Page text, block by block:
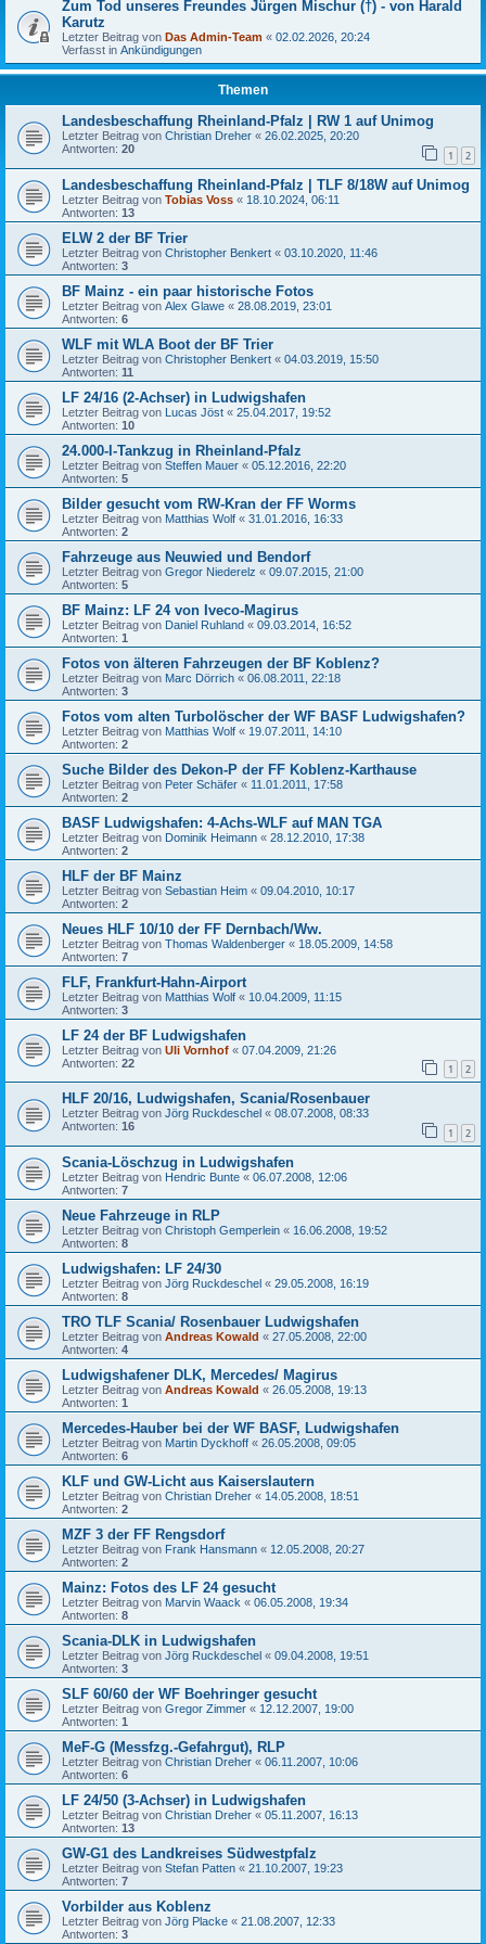
Zum Tod unseres Freundes Jürgen Mischur (†) - von Harald
Karutz
Letzter Beitrag von Das Admin-Team « 02.02.2026, 20:24
Verfasst in Ankündigungen
Themen
Landesbeschaffung Rheinland-Pfalz | RW 1 auf Unimog
Letzter Beitrag von Christian Dreher « 26.02.2025, 20:20
Antworten: 20 1 2
Landesbeschaffung Rheinland-Pfalz | TLF 8/18W auf Unimog
Letzter Beitrag von Tobias Voss « 18.10.2024, 06:11
Antworten: 13
ELW 2 der BF Trier
Letzter Beitrag von Christopher Benkert « 03.10.2020, 11:46
Antworten: 3
BF Mainz - ein paar historische Fotos
Letzter Beitrag von Alex Glawe « 28.08.2019, 23:01
Antworten: 6
WLF mit WLA Boot der BF Trier
Letzter Beitrag von Christopher Benkert « 04.03.2019, 15:50
Antworten: 11
LF 24/16 (2-Achser) in Ludwigshafen
Letzter Beitrag von Lucas Jöst « 25.04.2017, 19:52
Antworten: 10
24.000-l-Tankzug in Rheinland-Pfalz
Letzter Beitrag von Steffen Mauer « 05.12.2016, 22:20
Antworten: 5
Bilder gesucht vom RW-Kran der FF Worms
Letzter Beitrag von Matthias Wolf « 31.01.2016, 16:33
Antworten: 2
Fahrzeuge aus Neuwied und Bendorf
Letzter Beitrag von Gregor Niederelz « 09.07.2015, 21:00
Antworten: 5
BF Mainz: LF 24 von Iveco-Magirus
Letzter Beitrag von Daniel Ruhland « 09.03.2014, 16:52
Antworten: 1
Fotos von älteren Fahrzeugen der BF Koblenz?
Letzter Beitrag von Marc Dörrich « 06.08.2011, 22:18
Antworten: 3
Fotos vom alten Turbolöscher der WF BASF Ludwigshafen?
Letzter Beitrag von Matthias Wolf « 19.07.2011, 14:10
Antworten: 2
Suche Bilder des Dekon-P der FF Koblenz-Karthause
Letzter Beitrag von Peter Schäfer « 11.01.2011, 17:58
Antworten: 2
BASF Ludwigshafen: 4-Achs-WLF auf MAN TGA
Letzter Beitrag von Dominik Heimann « 28.12.2010, 17:38
Antworten: 2
HLF der BF Mainz
Letzter Beitrag von Sebastian Heim « 09.04.2010, 10:17
Antworten: 2
Neues HLF 10/10 der FF Dernbach/Ww.
Letzter Beitrag von Thomas Waldenberger « 18.05.2009, 14:58
Antworten: 7
FLF, Frankfurt-Hahn-Airport
Letzter Beitrag von Matthias Wolf « 10.04.2009, 11:15
Antworten: 3
LF 24 der BF Ludwigshafen
Letzter Beitrag von Uli Vornhof « 07.04.2009, 21:26
Antworten: 22 1 2
HLF 20/16, Ludwigshafen, Scania/Rosenbauer
Letzter Beitrag von Jörg Ruckdeschel « 08.07.2008, 08:33
Antworten: 16 1 2
Scania-Löschzug in Ludwigshafen
Letzter Beitrag von Hendric Bunte « 06.07.2008, 12:06
Antworten: 7
Neue Fahrzeuge in RLP
Letzter Beitrag von Christoph Gemperlein « 16.06.2008, 19:52
Antworten: 8
Ludwigshafen: LF 24/30
Letzter Beitrag von Jörg Ruckdeschel « 29.05.2008, 16:19
Antworten: 8
TRO TLF Scania/ Rosenbauer Ludwigshafen
Letzter Beitrag von Andreas Kowald « 27.05.2008, 22:00
Antworten: 4
Ludwigshafener DLK, Mercedes/ Magirus
Letzter Beitrag von Andreas Kowald « 26.05.2008, 19:13
Antworten: 1
Mercedes-Hauber bei der WF BASF, Ludwigshafen
Letzter Beitrag von Martin Dyckhoff « 26.05.2008, 09:05
Antworten: 6
KLF und GW-Licht aus Kaiserslautern
Letzter Beitrag von Christian Dreher « 14.05.2008, 18:51
Antworten: 2
MZF 3 der FF Rengsdorf
Letzter Beitrag von Frank Hansmann « 12.05.2008, 20:27
Antworten: 2
Mainz: Fotos des LF 24 gesucht
Letzter Beitrag von Marvin Waack « 06.05.2008, 19:34
Antworten: 8
Scania-DLK in Ludwigshafen
Letzter Beitrag von Jörg Ruckdeschel « 09.04.2008, 19:51
Antworten: 3
SLF 60/60 der WF Boehringer gesucht
Letzter Beitrag von Gregor Zimmer « 12.12.2007, 19:00
Antworten: 1
MeF-G (Messfzg.-Gefahrgut), RLP
Letzter Beitrag von Christian Dreher « 06.11.2007, 10:06
Antworten: 6
LF 24/50 (3-Achser) in Ludwigshafen
Letzter Beitrag von Christian Dreher « 05.11.2007, 16:13
Antworten: 13
GW-G1 des Landkreises Südwestpfalz
Letzter Beitrag von Stefan Patten « 21.10.2007, 19:23
Antworten: 7
Vorbilder aus Koblenz
Letzter Beitrag von Jörg Placke « 21.08.2007, 12:33
Antworten: 3